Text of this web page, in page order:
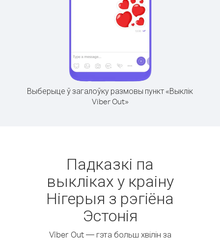
Выберыце ў загалоўку размовы пункт «Выклік
Viber Out»
Падказкі па
выкліках у краіну
Нігерыя з рэгіёна
Эстонія
Viber Out — гэта больш хвілін за